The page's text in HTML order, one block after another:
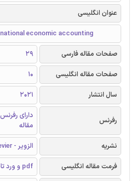
عنوان انگلیسی
economic accounting
صفحات مقاله فارسی
29
صفحات مقاله انگلیسی
10
سال انتشار
2021
رفرنس
دارای
مقاله
نشریه
الزویر - Elsevier
فرمت مقاله انگلیسی
pdf و ورد تایپ شده با قابلیت ویرایش